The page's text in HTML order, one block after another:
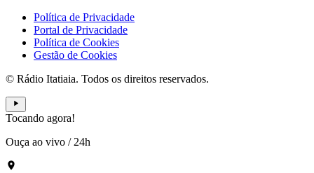
Política de Privacidade
Portal de Privacidade
Política de Cookies
Gestão de Cookies
© Rádio Itatiaia. Todos os direitos reservados.
Tocando agora!
Ouça ao vivo / 24h